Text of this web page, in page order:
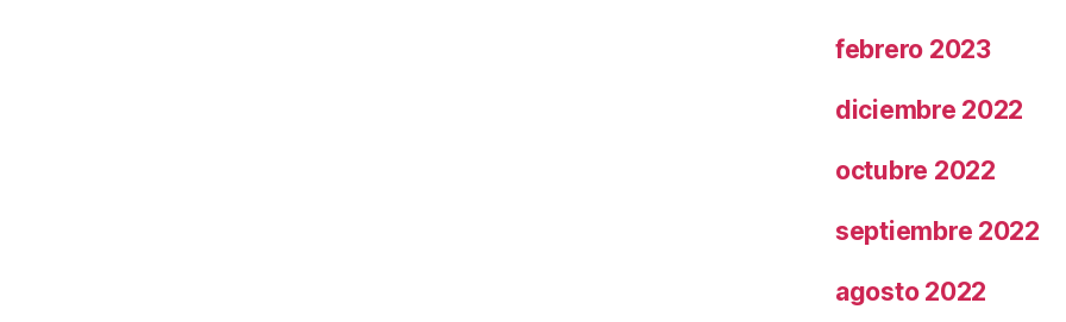
febrero 2023
diciembre 2022
octubre 2022
septiembre 2022
agosto 2022